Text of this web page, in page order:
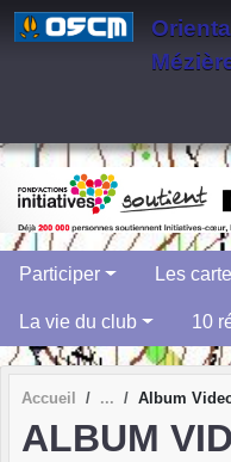
Participer Les
La vie du club 10
Accueil Album
ALBUM
Panneau de gestion des